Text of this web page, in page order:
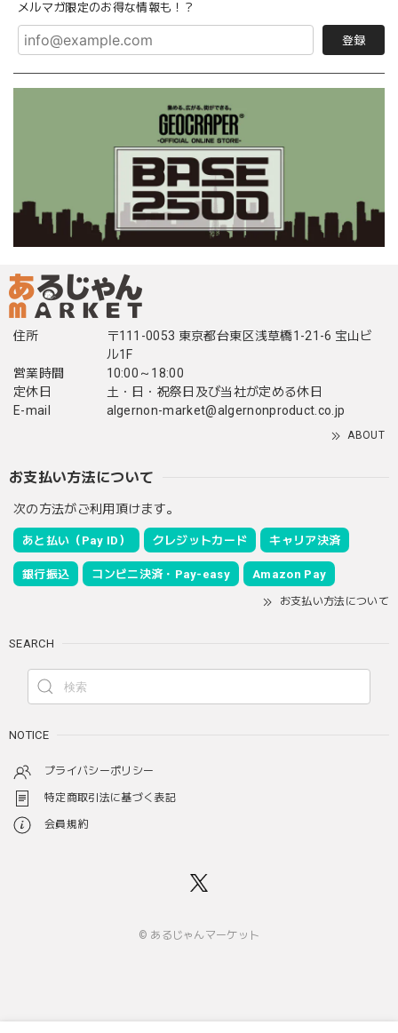
メルマガ限定のお得な情報も！？
登録
住所
〒111-0053 東京都台東区浅草橋1-21-6 宝山ビ
ル1F
営業時間
10:00～18:00
定休日
土・日・祝祭日及び当社が定める休日
E-mail
algernon-market@algernonproduct.co.jp
ABOUT
お支払い方法について
次の方法がご利用頂けます。
あと払い（Pay ID） クレジットカード キャリア決済
銀行振込 コンビニ決済・Pay-easy Amazon Pay
お支払い方法について
SEARCH
NOTICE
プライバシーポリシー
特定商取引法に基づく表記
会員規約
© あるじゃんマーケット